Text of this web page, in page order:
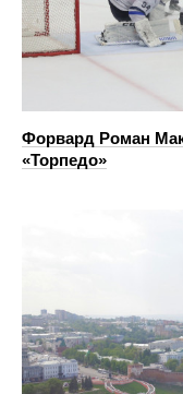
Форвард Роман
«Торпедо»